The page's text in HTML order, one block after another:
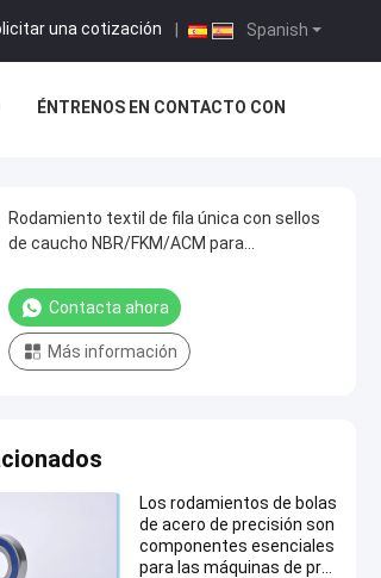
Spanish
una cotización
ÉNTRENOS EN CONTACTO CON
Rodamiento textil de fila única con sellos
de caucho NBR/FKM/ACM para
3000 RPM
Contacta ahora
Más información
Los rodamientos de bolas
de acero de precisión son
componentes esenciales
para las máquinas de pre